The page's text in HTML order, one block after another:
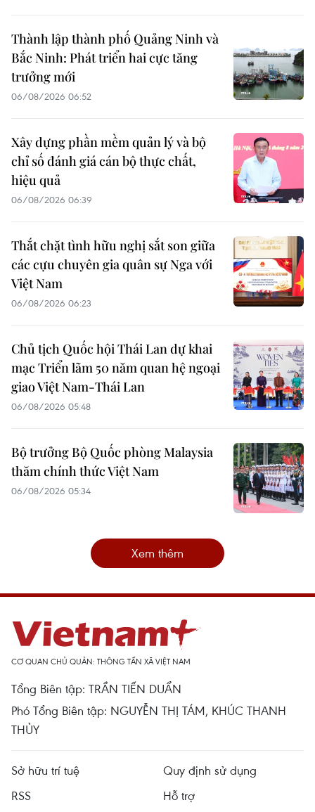
Thành lập thành phố Quảng Ninh và
Bắc Ninh: Phát triển hai cực tăng
trưởng mới
06/08/2026 06:52
Xây dựng phần mềm quản lý và bộ
chỉ số đánh giá cán bộ thực chất,
hiệu quả
06/08/2026 06:39
Thắt chặt tình hữu nghị sắt son giữa
các cựu chuyên gia quân sự Nga với
Việt Nam
06/08/2026 06:23
Chủ tịch Quốc hội Thái Lan dự khai
mạc Triển lãm 50 năm quan hệ ngoại
giao Việt Nam-Thái Lan
06/08/2026 05:48
Bộ trưởng Bộ Quốc phòng Malaysia
thăm chính thức Việt Nam
06/08/2026 05:34
Xem thêm
CƠ QUAN CHỦ QUẢN: THÔNG TẤN XÃ VIỆT NAM
Tổng Biên tập: TRẦN TIẾN DUẨN
Phó Tổng Biên tập: NGUYỄN THỊ TÁM, KHÚC THANH
THỦY
Sở hữu trí tuệ
Quy định sử dụng
RSS
Hỗ trợ